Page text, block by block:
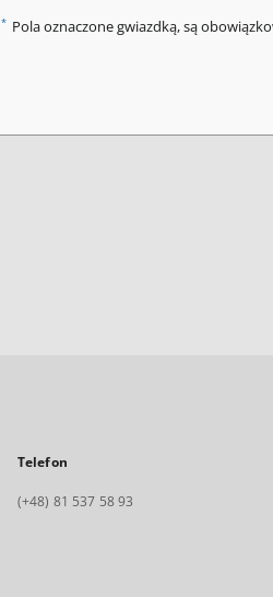
* Pola oznaczone gwiazdką, są
Telefon
(+48) 81 537 58 93